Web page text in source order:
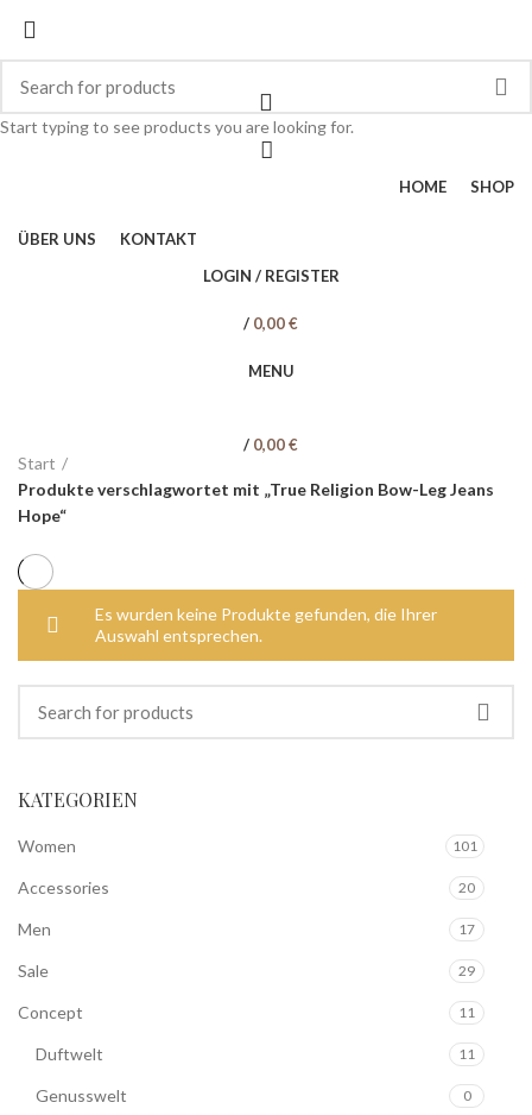
HOME SHOP
ÜBER UNS
KONTAKT
LOGIN / REGISTER
/ 0,00€
MENU
/ 0,00€
KATEGORIEN
Accessories 20
Concept 11
Duftwelt 11
Genusswelt 0
Men 17
Sale 29
Women 101
Start
Produkte verschlagwortet mit „True Religion Bow-Leg Jeans
Hope“
Es wurden keine Produkte gefunden, die Ihrer
Auswahl entsprechen.
Start typing to see products you are looking for.